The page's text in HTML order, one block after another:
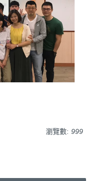
瀏覽數: 999